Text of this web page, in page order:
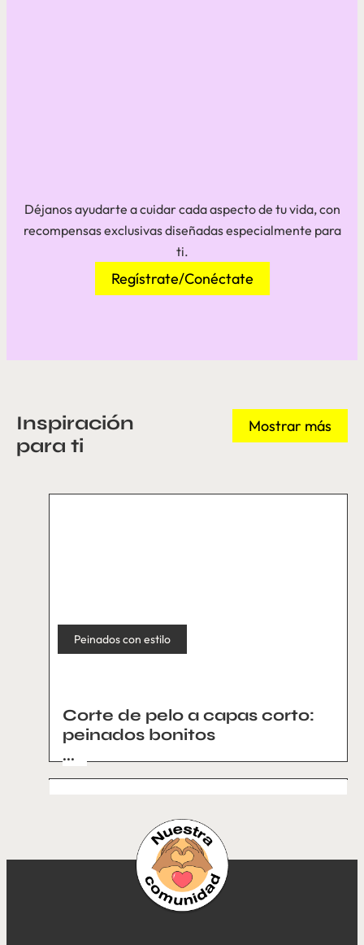
Déjanos ayudarte a cuidar cada aspecto de tu vida, con
recompensas exclusivas diseñadas especialmente para
ti.
Regístrate/Conéctate
Inspiración
para ti
Mostrar más
Peinados con estilo
Corte de pelo a capas corto:
peinados bonitos
...